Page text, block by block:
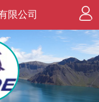
限公司